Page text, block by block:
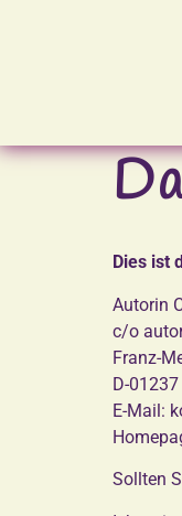
Dies ist
Autorin
c/o
Franz-
D-
E-Mail:
Sollten